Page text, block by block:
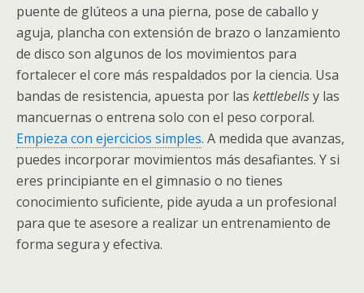
puente de glúteos a una pierna, pose de caballo y
aguja, plancha con extensión de brazo o lanzamiento
de disco son algunos de los movimientos para
fortalecer el core más respaldados por la ciencia. Usa
bandas de resistencia, apuesta por las kettlebellsy las
mancuernas o entrena solo con el peso corporal.
Empieza con ejercicios simples. A medida que avanzas,
puedes incorporar movimientos más desafiantes. Y si
eres principiante en el gimnasio o no tienes
conocimiento suficiente, pide ayuda a un profesional
para que te asesore a realizar un entrenamiento de
forma segura y efectiva.